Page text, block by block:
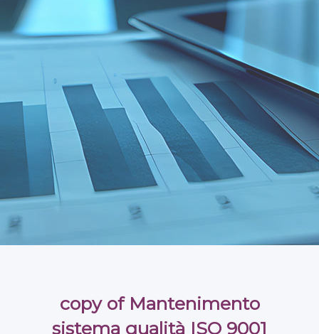
copy of Mantenimento
sistema qualità ISO 9001